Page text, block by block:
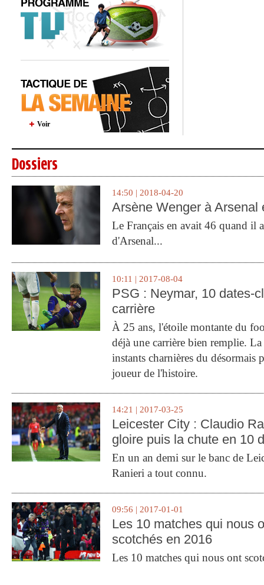
Voir
Dossiers
14:50 | 2018-04-20
Arsène Wenger à Arsenal
Le Français en avait 46 quand il
d'Arsenal...
10:11 | 2017-08-04
PSG : Neymar, 10 dates-
carrière
À 25 ans, l'étoile montante du
déjà une carrière bien remplie.
instants charnières du désormais
joueur de l'histoire.
14:21 | 2017-03-25
Leicester City : Claudio
gloire puis la chute en 10
En un an demi sur le banc de
Ranieri a tout connu.
09:56 | 2017-01-01
Les 10 matches qui nous
scotchés en 2016
Les 10 matches qui nous ont